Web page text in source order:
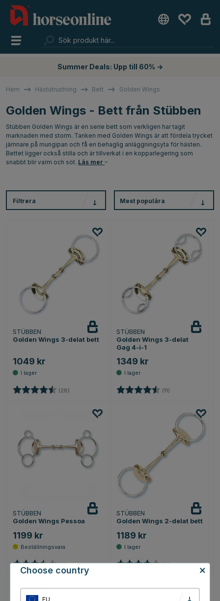
Summer Deals: Upp till 60% →
Hem Hästutrustning Bett Golden Wings
Golden Wings - Bett från Stübben
Stübben Golden Wings är en serie bett som verkligen har tagit
marknaden med storm. Tanken med Golden Wings är att fördela trycket
jämnare på mungipan och få en behaglig anläggningsyta för hästen.
Bettet ligger också stilla och är tillverkat i en kopparlegering som
snabbt blir varm och söt. Läs mer
Filtrera Mest populära
STÜBBEN
Golden Wings 3-delat bett
1049 kr
Betyg: (28) 4.4 utav 5 stjärnor
STÜBBEN
Golden Wings 3-delat
Gag 4-i-1
1349 kr
Betyg: (11)
STÜBBEN
Golden Wings Pessoa
1199 kr
Betyg: (4)3.5 utav 5 stjärnor
STÜBBEN
Golden Wings 2-delat bett
1189 kr
Betyg: (3)4.0 utav 5 stjärnor
Choose country
EU